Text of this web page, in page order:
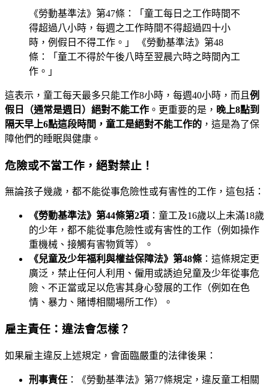
《勞動基準法》第47條：「童工每日之工作時間不
得超過八小時，每週之工作時間不得超過四十小
時，例假日不得工作。」 《勞動基準法》第48
條：「童工不得於午後八時至翌晨六時之時間內工
作。」
這表示，童工每天最多只能工作8小時，每週40小時，而且 例
假日（通常是週日）絕對不能工作 。更重要的是， 晚上8點到
隔天早上6點這段時間，童工是絕對不能工作的 ，這是為了保
障他們的睡眠與健康。
危險或不當工作，絕對禁止！
無論孩子幾歲，都不能從事危險性或有害性的工作，這包括：
《勞動基準法》第44條第2項 ：童工及16歲以上未滿18歲
的少年，都不能從事危險性或有害性的工作（例如操作
重機械、接觸有害物質等）。
《兒童及少年福利與權益保障法》第48條 ：這條規定更
廣泛，禁止任何人利用、僱用或誘迫兒童及少年從事危
險、不正當或足以危害其身心發展的工作（例如在色
情、暴力、賭博相關場所工作）。
雇主責任：違法會怎樣？
如果雇主違反上述規定，會面臨嚴重的法律後果：
刑事責任 ：《勞動基準法》第77條規定，違反童工相關